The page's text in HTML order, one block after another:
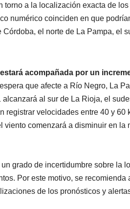
torno a la localización exacta de
numérico coinciden en que
el norte de La Pampa, el
acompañada por un
que afecte a Río Negro, La
al sur de La Rioja, el
velocidades entre 40 y 60
comenzará a disminuir en la
grado de incertidumbre sobre la
Por este motivo, se recomienda
de los pronósticos y